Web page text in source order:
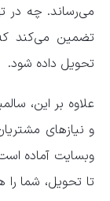
می‌رساند. چه در
تضمین می‌کند
تحویل داده شود.
علاوه بر این،
و نیازهای
وبسایت آماده
تا تحویل، شما